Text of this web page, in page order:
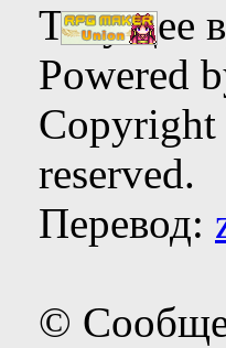
Текущее
Powered
reserved.
Перевод:
©